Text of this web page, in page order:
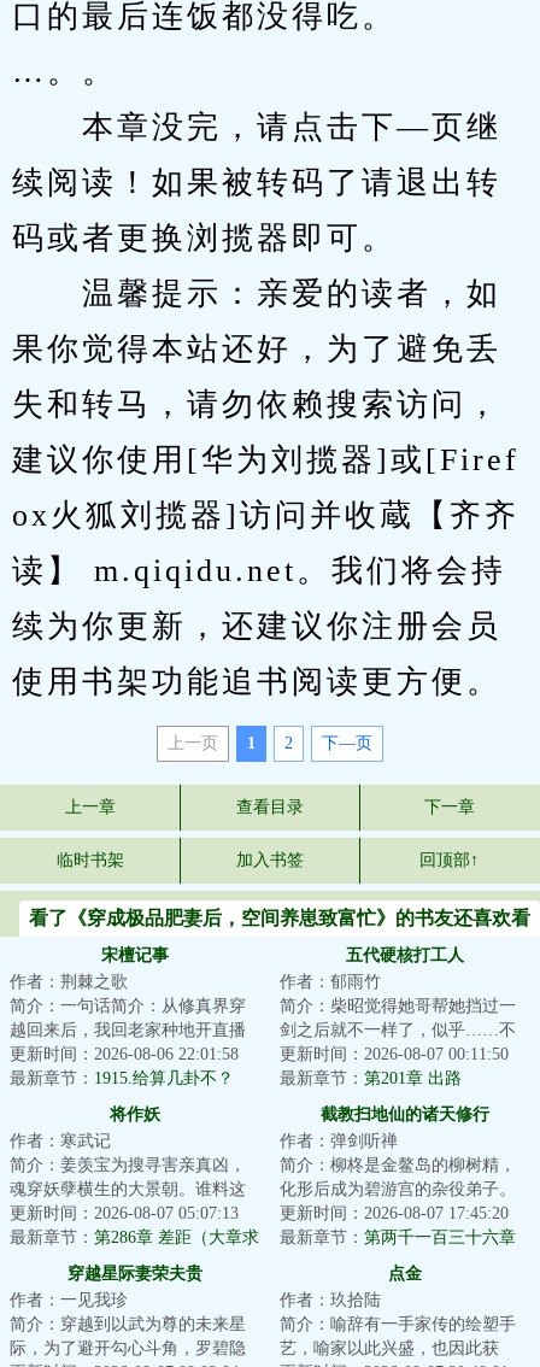
口的最后连饭都没得吃。
…。。
本章没完，请点击下—页继
续阅读！如果被转码了请退出转
码或者更换浏揽器即可。
温馨提示：亲爱的读者，如
果你觉得本站还好，为了避免丢
失和转马，请勿依赖搜索访问，
建议你使用[华为刘揽器]或[Firef
ox火狐刘揽器]访问并收蔵【齐齐
读】 m.qiqidu.net。我们将会持
续为你更新，还建议你注册会员
使用书架功能追书阅读更方便。
上一页 1 2 下—页
上一章 查看目录 下一章
临时书架 加入书签 回顶部↑
看了《穿成极品肥妻后，空间养崽致富忙》的书友还喜欢看
宋檀记事
作者：荆棘之歌
简介：一句话简介：从修真界穿
越回来后，我回老家种地开直播
卖菜了！修成金丹渡劫失败的宋
檀回到现代，发...
更新时间：2026-08-06 22:01:58
最新章节： 1915.给算几卦不？
五代硬核打工人
作者：郁雨竹
简介：柴昭觉得她哥帮她挡过一
剑之后就不一样了，似乎……不
是他了。他总会说些郑先生都没
听过的，她听起...
更新时间：2026-08-07 00:11:50
最新章节： 第201章 出路
将作妖
作者：寒武记
简介：姜羡宝为搜寻害亲真凶，
魂穿妖孽横生的大景朝。谁料这
里破案，不看证据，只靠卦师！
这不巧了嘛？！...
更新时间：2026-08-07 05:07:13
最新章节： 第286章 差距（大章求
截教扫地仙的诸天修行
作者：弹剑听禅
简介：柳柊是金鳌岛的柳树精，
化形后成为碧游宫的杂役弟子。
实际上，柳柊是杨眉大仙的后
裔，具有变异的时...
更新时间：2026-08-07 17:45:20
最新章节： 第两千一百三十六章
穿越星际妻荣夫贵
作者：一见我珍
简介：穿越到以武为尊的未来星
际，为了避开勾心斗角，罗碧隐
点金
作者：玖拾陆
简介：喻辞有一手家传的绘塑手
艺，喻家以此兴盛，也因此获